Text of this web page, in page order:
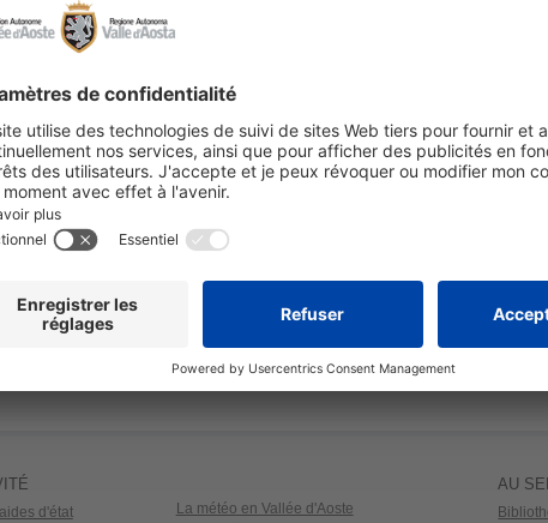
;
opérationnels de la Région.
la structure répond à celles-ci selon les modalités suivantes :
(par ex. : indice FOI et variations en pourcentage de celui-ci, données
de fichiers ad hoc, fourniture de données provenant de plusieurs sources,
sur support papier conservés dans la bibliothèque de la structure et prêt
cours de l’année, de nouvelles publications qui font l’objet d’un catalogage ad
d'état
La météo en Vallée d'Aoste
AU